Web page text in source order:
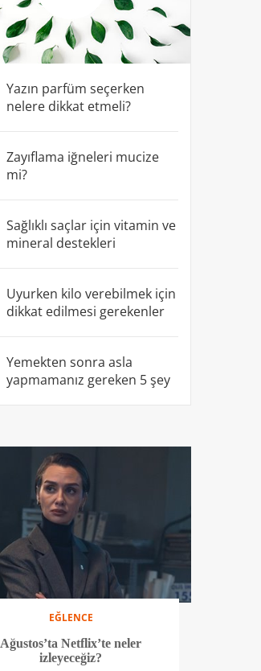
Yazın parfüm seçerken
nelere dikkat etmeli?
Zayıflama iğneleri mucize
mi?
Sağlıklı saçlar için vitamin ve
mineral destekleri
Uyurken kilo verebilmek için
dikkat edilmesi gerekenler
Yemekten sonra asla
yapmamanız gereken 5 şey
EĞLENCE
Ağustos’ta Netflix’te neler
izleyeceğiz?